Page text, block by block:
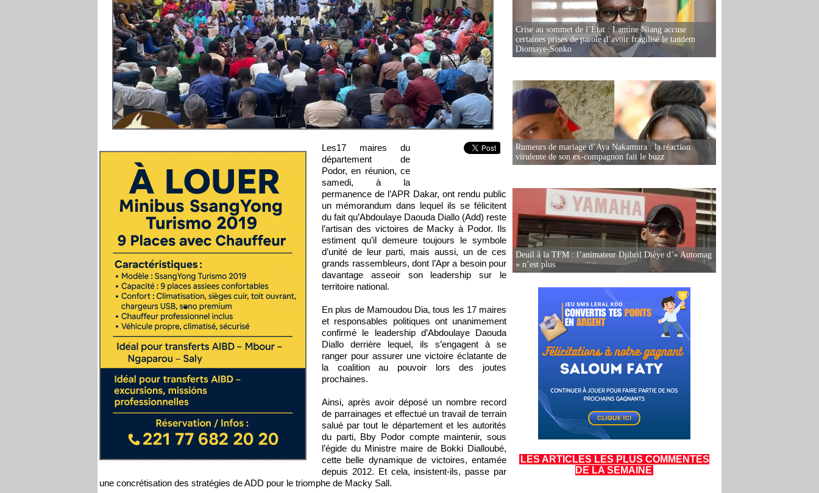
Les17 maires du
département de
Podor, en réunion, ce
samedi, à la
permanence de l’APR Dakar, ont rendu public
un mémorandum dans lequel ils se félicitent
du fait qu’Abdoulaye Daouda Diallo (Add) reste
l’artisan des victoires de Macky à Podor. Ils
estiment qu’il demeure toujours le symbole
d’unité de leur parti, mais aussi, un de ces
grands rassembleurs, dont l’Apr a besoin pour
davantage asseoir son leadership sur le
territoire national.
En plus de Mamoudou Dia, tous les 17 maires
et responsables politiques ont unanimement
confirmé le leadership d’Abdoulaye Daouda
Diallo derrière lequel, ils s’engagent à se
ranger pour assurer une victoire éclatante de
la coalition au pouvoir lors des joutes
prochaines.
Ainsi, après avoir déposé un nombre record
de parrainages et effectué un travail de terrain
salué par tout le département et les autorités
du parti, Bby Podor compte maintenir, sous
l’égide du Ministre maire de Bokki Dialloubé,
cette belle dynamique de victoires, entamée
depuis 2012. Et cela, insistent-ils, passe par
une concrétisation des stratégies de ADD pour le triomphe de Macky Sall.
Crise au sommet de l’État : Lamine Niang accuse
certaines prises de parole d’avoir fragilisé le tandem
Diomaye-Sonko
Rumeurs de mariage d’Aya Nakamura : la réaction
virulente de son ex-compagnon fait le buzz
Deuil à la TFM : l’animateur Djibril Dièye d’« Automag
» n’est plus
LES ARTICLES LES PLUS COMMENTÉS
DE LA SEMAINE